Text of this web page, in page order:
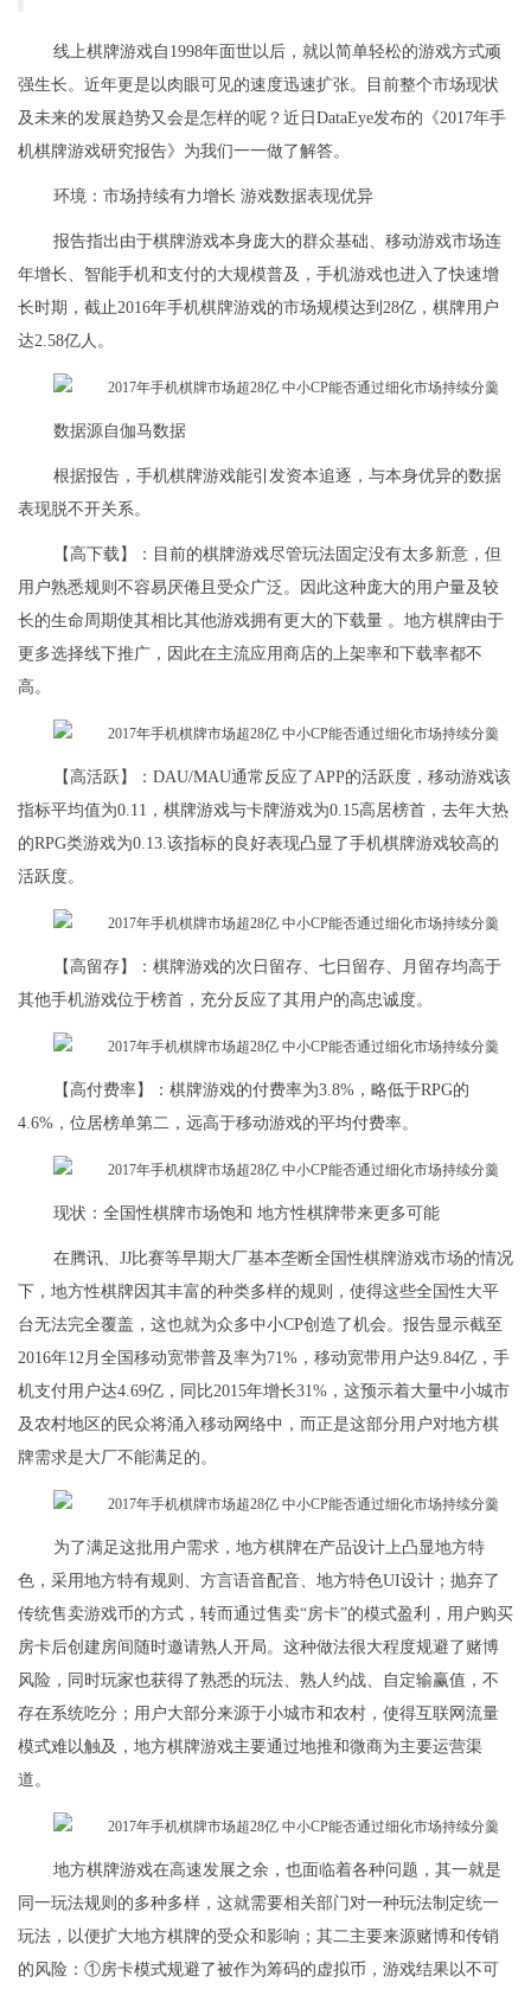
线上棋牌游戏自1998年面世以后，就以简单轻松的游戏方式顽
强生长。近年更是以肉眼可见的速度迅速扩张。目前整个市场现状
及未来的发展趋势又会是怎样的呢？近日DataEye发布的《2017年手
机棋牌游戏研究报告》为我们一一做了解答。
环境：市场持续有力增长 游戏数据表现优异
报告指出由于棋牌游戏本身庞大的群众基础、移动游戏市场连
年增长、智能手机和支付的大规模普及，手机游戏也进入了快速增
长时期，截止2016年手机棋牌游戏的市场规模达到28亿，棋牌用户
达2.58亿人。
数据源自伽马数据
根据报告，手机棋牌游戏能引发资本追逐，与本身优异的数据
表现脱不开关系。
【高下载】：目前的棋牌游戏尽管玩法固定没有太多新意，但
用户熟悉规则不容易厌倦且受众广泛。因此这种庞大的用户量及较
长的生命周期使其相比其他游戏拥有更大的下载量 。地方棋牌由于
更多选择线下推广，因此在主流应用商店的上架率和下载率都不
高。
【高活跃】：DAU/MAU通常反应了APP的活跃度，移动游戏该
指标平均值为0.11，棋牌游戏与卡牌游戏为0.15高居榜首，去年大热
的RPG类游戏为0.13.该指标的良好表现凸显了手机棋牌游戏较高的
活跃度。
【高留存】：棋牌游戏的次日留存、七日留存、月留存均高于
其他手机游戏位于榜首，充分反应了其用户的高忠诚度。
【高付费率】：棋牌游戏的付费率为3.8%，略低于RPG的
4.6%，位居榜单第二，远高于移动游戏的平均付费率。
现状：全国性棋牌市场饱和 地方性棋牌带来更多可能
在腾讯、JJ比赛等早期大厂基本垄断全国性棋牌游戏市场的情况
下，地方性棋牌因其丰富的种类多样的规则，使得这些全国性大平
台无法完全覆盖，这也就为众多中小CP创造了机会。报告显示截至
2016年12月全国移动宽带普及率为71%，移动宽带用户达9.84亿，手
机支付用户达4.69亿，同比2015年增长31%，这预示着大量中小城市
及农村地区的民众将涌入移动网络中，而正是这部分用户对地方棋
牌需求是大厂不能满足的。
为了满足这批用户需求，地方棋牌在产品设计上凸显地方特
色，采用地方特有规则、方言语音配音、地方特色UI设计；抛弃了
传统售卖游戏币的方式，转而通过售卖“房卡”的模式盈利，用户购买
房卡后创建房间随时邀请熟人开局。这种做法很大程度规避了赌博
风险，同时玩家也获得了熟悉的玩法、熟人约战、自定输赢值，不
存在系统吃分；用户大部分来源于小城市和农村，使得互联网流量
模式难以触及，地方棋牌游戏主要通过地推和微商为主要运营渠
道。
地方棋牌游戏在高速发展之余，也面临着各种问题，其一就是
同一玩法规则的多种多样，这就需要相关部门对一种玩法制定统一
玩法，以便扩大地方棋牌的受众和影响；其二主要来源赌博和传销
的风险：①房卡模式规避了被作为筹码的虚拟币，游戏结果以不可